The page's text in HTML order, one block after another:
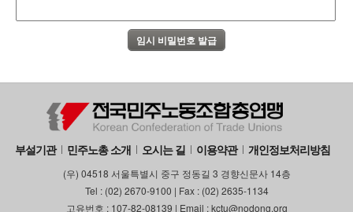
부설기관 민주노총 소개 오시는 길 이용약관 개인정보처리방침
(우) 04518 서울특별시 중구 정동길 3 경향신문사 14층
Tel : (02) 2670-9100 | Fax : (02) 2635-1134
고유번호 : 107-82-08139 | Email : kctu@nodong.org